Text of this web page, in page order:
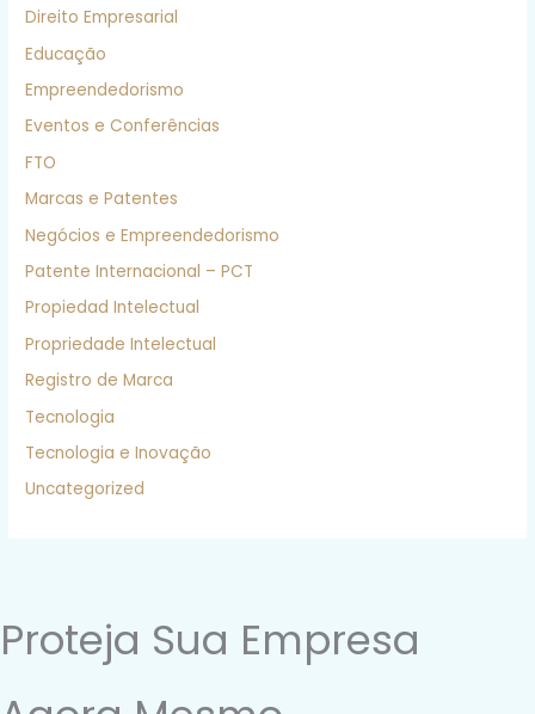
Direito Empresarial
Educação
Empreendedorismo
Eventos e Conferências
FTO
Marcas e Patentes
Negócios e Empreendedorismo
Patente Internacional – PCT
Propiedad Intelectual
Propriedade Intelectual
Registro de Marca
Tecnologia
Tecnologia e Inovação
Uncategorized
Proteja Sua Empresa